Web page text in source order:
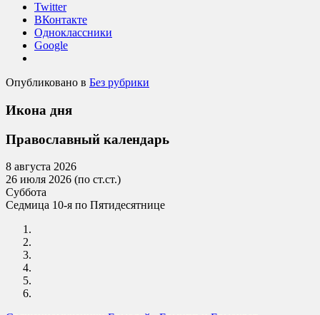
Twitter
ВКонтакте
Одноклассники
Google
Опубликовано в Без рубрики
Икона дня
Православный календарь
8 августа 2026
26 июля 2026 (по ст.ст.)
Суббота
Седмица 10-я по Пятидесятнице